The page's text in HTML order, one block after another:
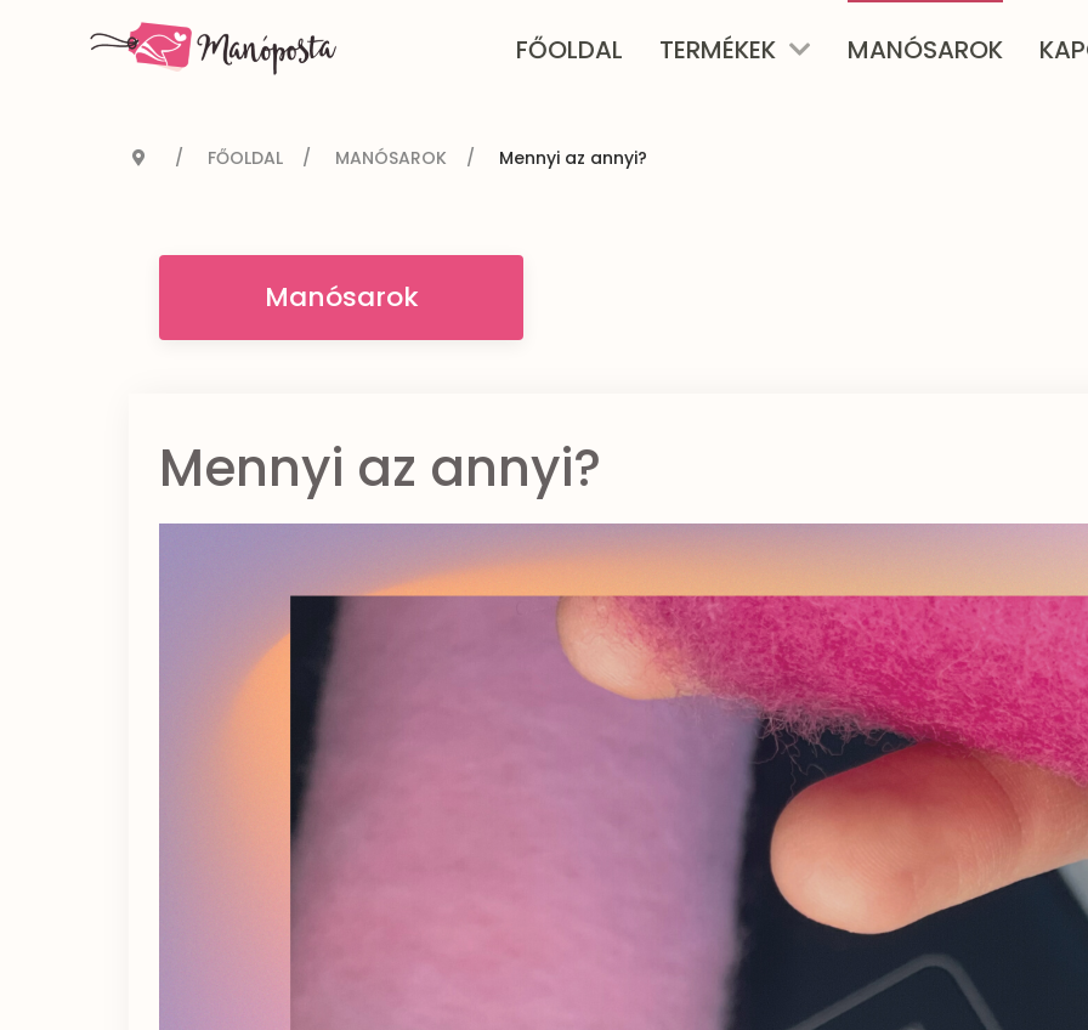
FŐOLDAL TERMÉKEK MANÓSAROK
FŐOLDAL MANÓSAROK Mennyi az annyi?
Manósarok
Mennyi az annyi?